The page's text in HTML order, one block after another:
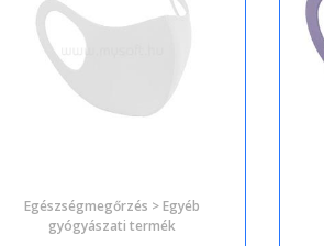
Egészségmegőrzés > Egyéb
gyógyászati termék